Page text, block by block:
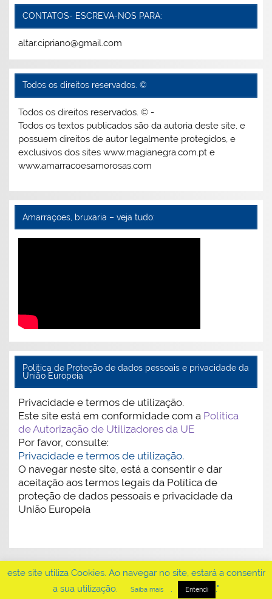
CONTATOS- ESCREVA-NOS PARA:
altar.cipriano@gmail.com
Todos os direitos reservados. ©
Todos os direitos reservados. © -
Todos os textos publicados são da autoria deste site, e
possuem direitos de autor legalmente protegidos, e
exclusivos dos sites www.magianegra.com.pt e
www.amarracoesamorosas.com
Amarraçoes, bruxaria – veja tudo:
Politica de Proteção de dados pessoais e privacidade da
União Europeia
Privacidade e termos de utilização.
Este site está em conformidade com a Política
de Autorização de Utilizadores da UE
Por favor, consulte:
Privacidade e termos de utilização.
O navegar neste site, está a consentir e dar
aceitação aos termos legais da Política de
proteção de dados pessoais e privacidade da
União Europeia
WordPress Theme: Smartline by ThemeZee.
este site utiliza Cookies. Ao navegar no site, estará a consentir
a sua utilização.
Saiba mais . Entendi ."